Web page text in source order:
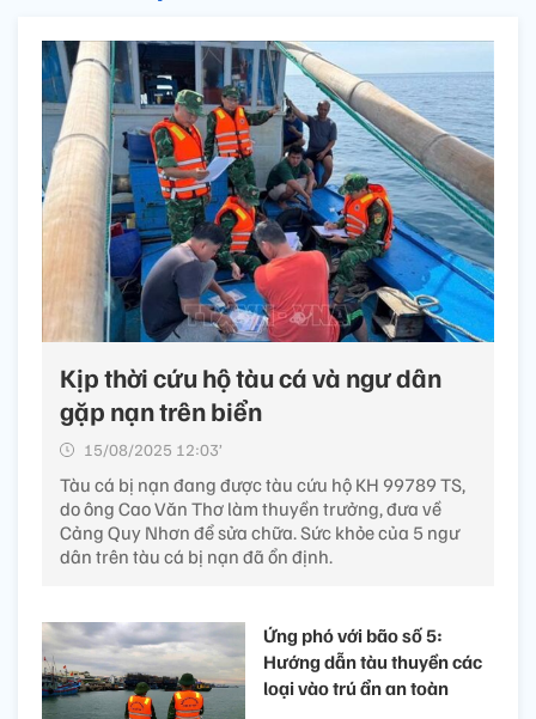
Kịp thời cứu hộ tàu cá và ngư dân
gặp nạn trên biển
15/08/2025 12:03’
Tàu cá bị nạn đang được tàu cứu hộ KH 99789 TS,
do ông Cao Văn Thơ làm thuyền trưởng, đưa về
Cảng Quy Nhơn để sửa chữa. Sức khỏe của 5 ngư
dân trên tàu cá bị nạn đã ổn định.
Ứng phó với bão số 5:
Hướng dẫn tàu thuyền các
loại vào trú ẩn an toàn